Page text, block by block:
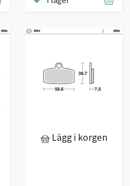
Lägg i korgen